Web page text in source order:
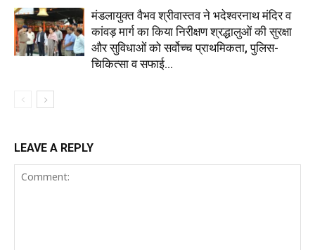
मंडलायुक्त वैभव श्रीवास्तव ने भदेश्वरनाथ मंदिर व
कांवड़ मार्ग का किया निरीक्षण श्रद्धालुओं की सुरक्षा
और सुविधाओं को सर्वोच्च प्राथमिकता, पुलिस-
चिकित्सा व सफाई...
LEAVE A REPLY